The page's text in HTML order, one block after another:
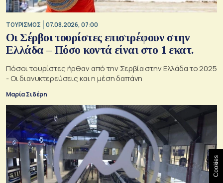
ΤΟΥΡΙΣΜΟΣ 07.08.2026, 07:00
Οι Σέρβοι τουρίστες επιστρέφουν στην
Ελλάδα – Πόσο κοντά είναι στο 1 εκατ.
Πόσοι τουρίστες ήρθαν από την Σερβία στην Ελλάδα το 2025
- Οι διανυκτερεύσεις και η μέση δαπάνη
Μαρία Σιδέρη
Cookies